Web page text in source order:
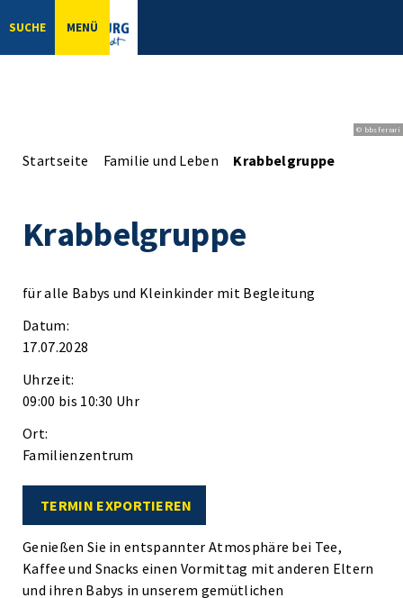
SUCHE MENÜ
© bbsferrari
Startseite Familie und Leben Krabbelgruppe
Krabbelgruppe
für alle Babys und Kleinkinder mit Begleitung
Datum:
17.07.2028
Uhrzeit:
09:00 bis 10:30 Uhr
Ort:
Familienzentrum
TERMIN EXPORTIEREN
Genießen Sie in entspannter Atmosphäre bei Tee,
Kaffee und Snacks einen Vormittag mit anderen Eltern
und ihren Babys in unserem gemütlichen